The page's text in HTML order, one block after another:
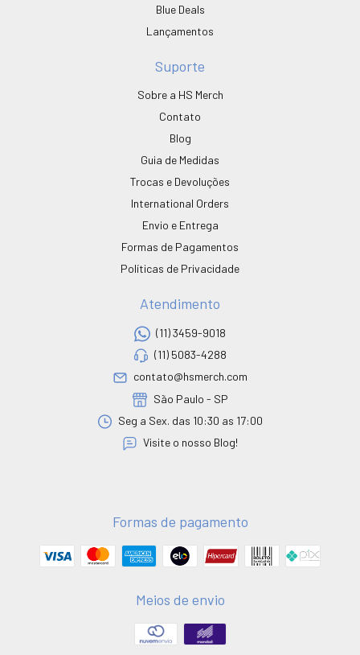
Blue Deals
Lançamentos
Suporte
Sobre a HS Merch
Contato
Blog
Guia de Medidas
Trocas e Devoluções
International Orders
Envio e Entrega
Formas de Pagamentos
Políticas de Privacidade
Atendimento
(11) 3459-9018
(11) 5083-4288
contato@hsmerch.com
São Paulo - SP
Seg a Sex. das 10:30 as 17:00
Visite o nosso Blog!
Formas de pagamento
Meios de envio